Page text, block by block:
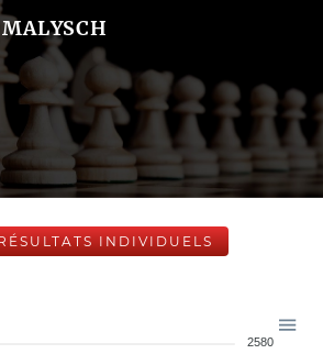
INDIVIDUELS
2580